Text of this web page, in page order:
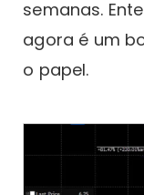
semanas.
agora é um
o papel.